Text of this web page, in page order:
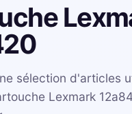
sélection d'articles
Lexmark